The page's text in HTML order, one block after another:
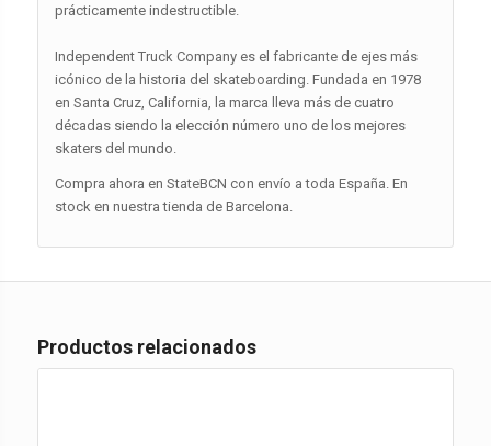
prácticamente indestructible.
Independent Truck Company es el fabricante de ejes más
icónico de la historia del skateboarding. Fundada en 1978
en Santa Cruz, California, la marca lleva más de cuatro
décadas siendo la elección número uno de los mejores
skaters del mundo.
Compra ahora en StateBCN con envío a toda España. En
stock en nuestra tienda de Barcelona.
Productos relacionados